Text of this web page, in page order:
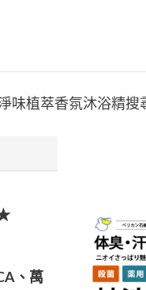
味植萃香氛沐浴精搜
、萬